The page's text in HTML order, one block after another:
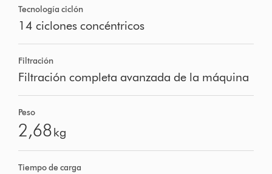
Tecnología ciclón
14 ciclones concéntricos
Filtración
Filtración completa avanzada de la máquina
Peso
2,68kg
Tiempo de carga